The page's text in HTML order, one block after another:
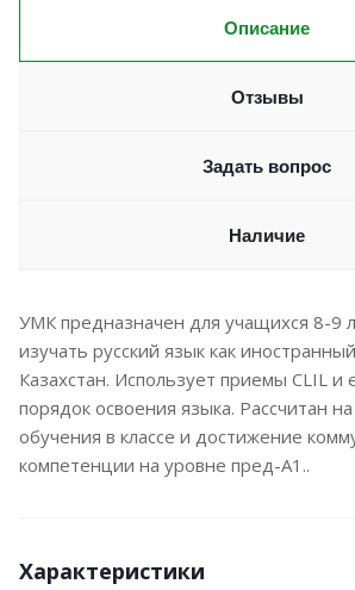
Описание
Отзывы
Задать вопрос
Наличие
УМК предназначен для учащихся 8-9
изучать русский язык как
Казахстан. Использует приемы CLIL и
порядок освоения языка. Рассчитан
обучения в классе и достижение
компетенции на уровне пред-А1..
Характеристики